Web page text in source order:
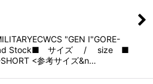
"GEN I"GORE-
Stock■ サイズ / size ■
<参考サイズ&n…